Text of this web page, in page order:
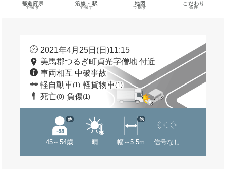
都道府県
で探す
沿線・駅
で探す
地図
で探す
こだわり
条件
2021年4月25日(日)11:15
美馬郡つるぎ町貞光字僧地 付近
車両相互 中破事故
軽自動車(1) 軽貨物車(1)
死亡(0) 負傷(1)
45～54歳
他
晴 幅～5.5m
他
信号なし